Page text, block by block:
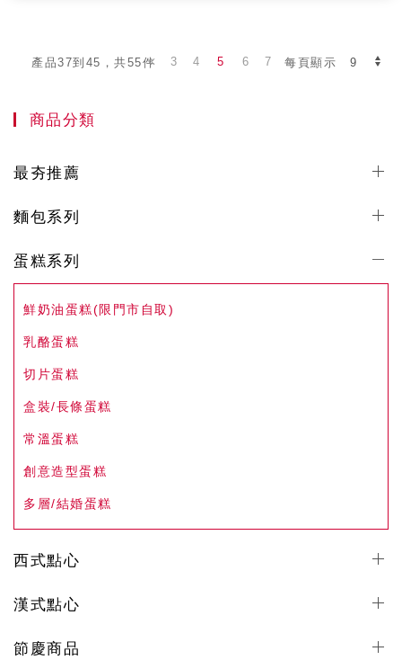
產品37到45，共55件 每頁顯示
3 4 5 6 7
商品分類
最夯推薦
麵包系列
蛋糕系列
鮮奶油蛋糕(限門市自取)
乳酪蛋糕
切片蛋糕
盒裝/長條蛋糕
常溫蛋糕
創意造型蛋糕
多層/結婚蛋糕
西式點心
漢式點心
節慶商品